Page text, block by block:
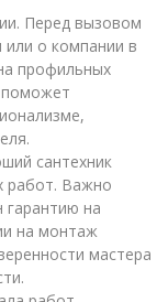
Перед вызовом
о компании в
профильных
поможет
сантехник
работ. Важно
гарантию на
на монтаж
мастера